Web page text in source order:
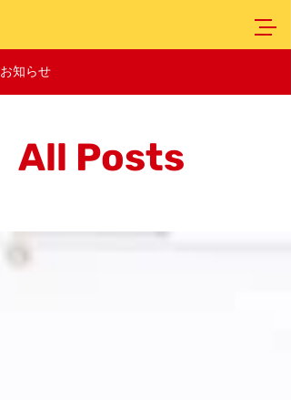
お知らせ
All Posts